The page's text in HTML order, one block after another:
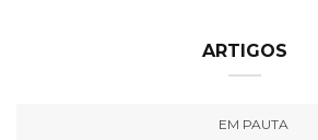
ARTIGOS
EM PAUTA